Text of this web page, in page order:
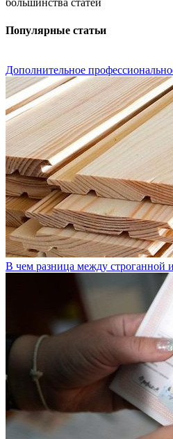
большинства статей
Популярные статьи
Дополнительное
В чем разница между строганной